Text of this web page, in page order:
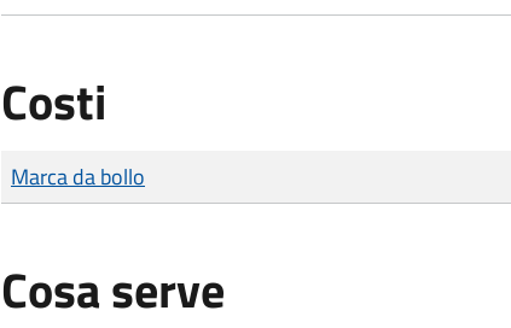
Costi
Tipo di pagamento
Importo
Marca da bollo
Cosa serve